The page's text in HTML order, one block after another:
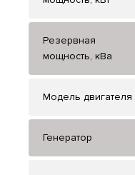
Резервная
мощность, кВа
Модель двигателя
Генератор